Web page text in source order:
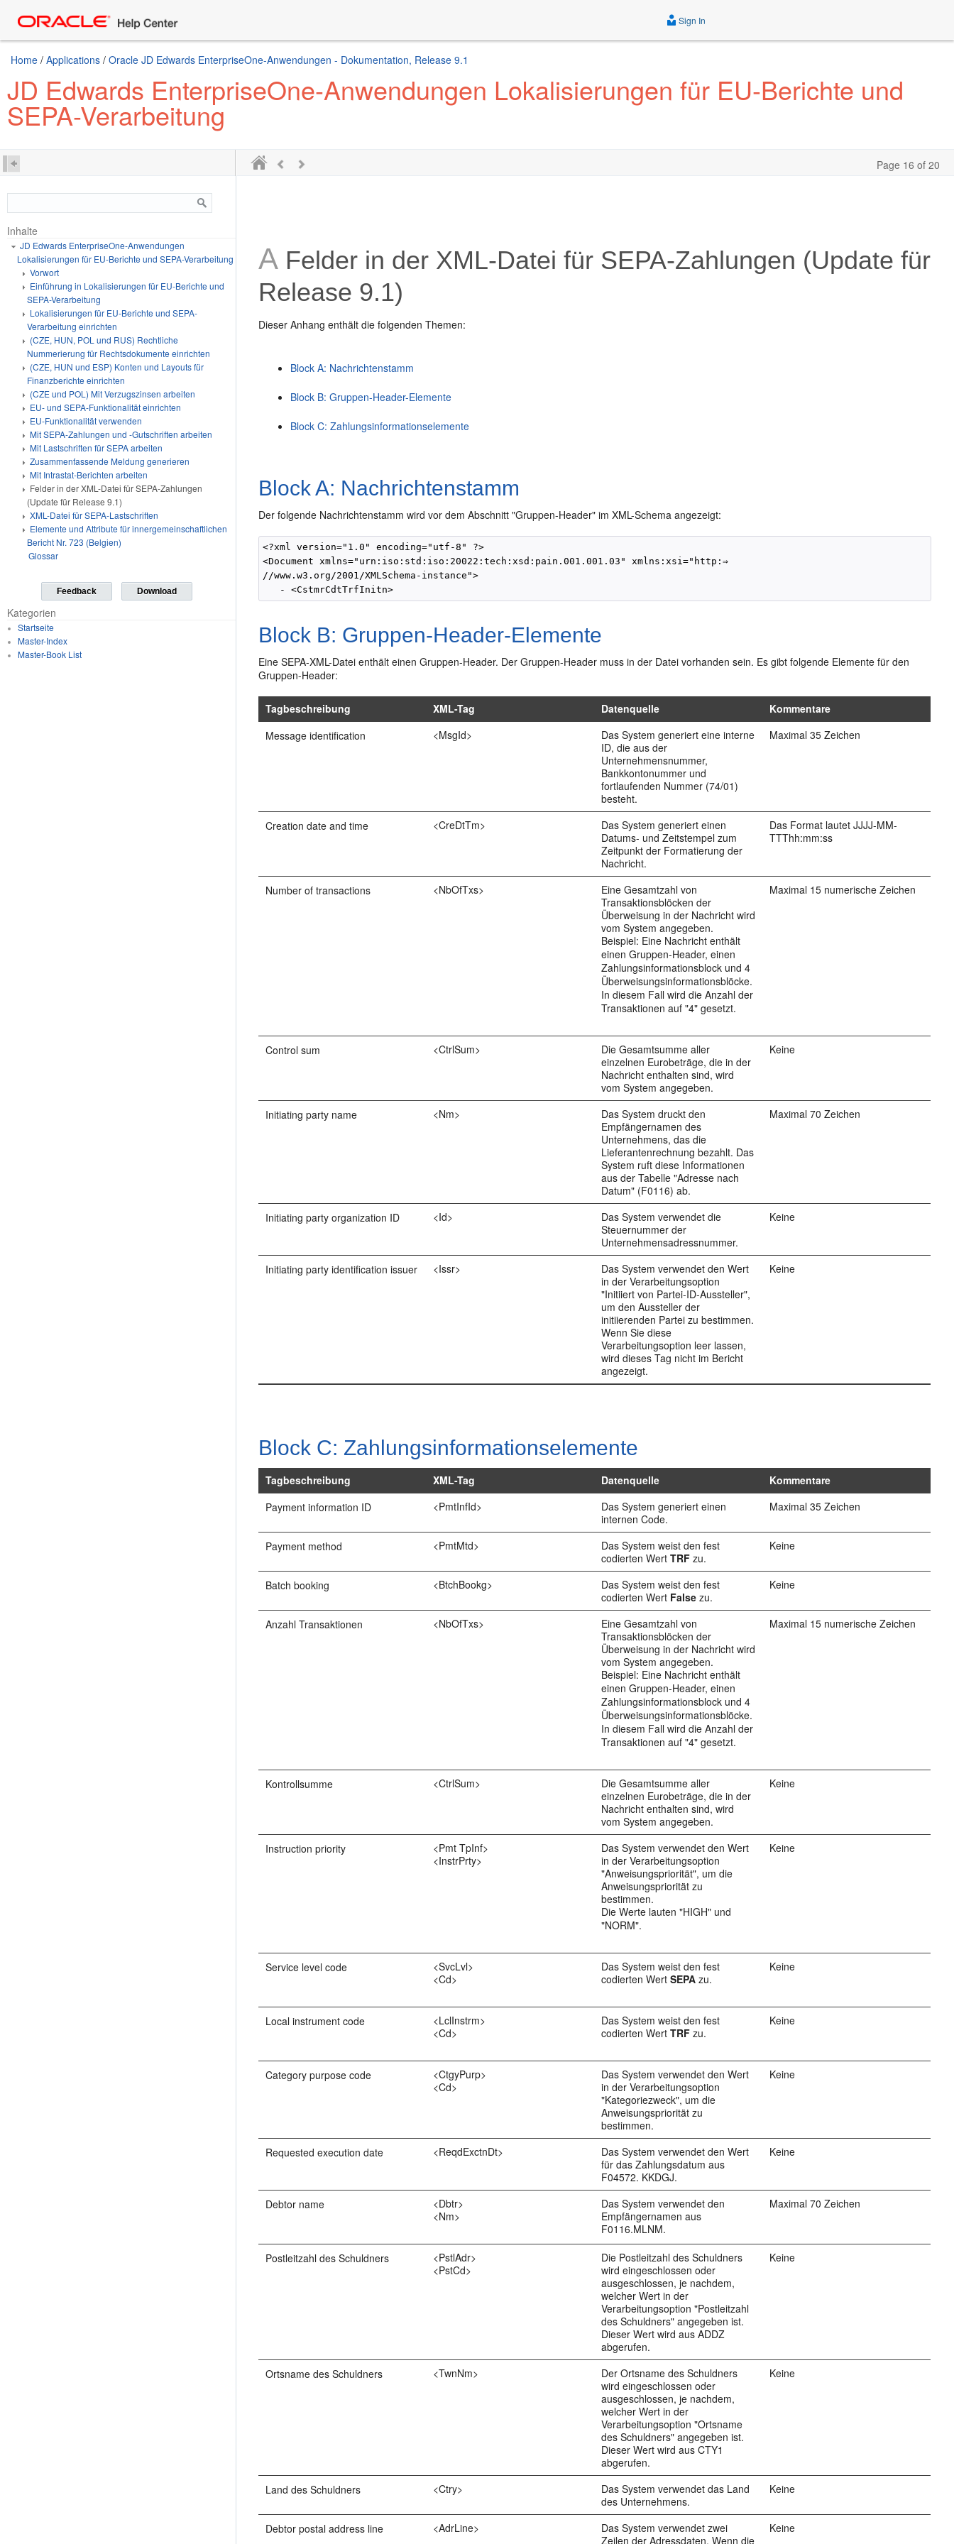
Sign In
Home / Applications / Oracle JD Edwards EnterpriseOne-Anwendungen - Dokumentation, Release 9.1
JD Edwards EnterpriseOne-Anwendungen Lokalisierungen für EU-Berichte und
SEPA-Verarbeitung
Page 16 of 20
Inhalte
JD Edwards EnterpriseOne-Anwendungen
Lokalisierungen für EU-Berichte und SEPA-Verarbeitung
Vorwort
Einführung in Lokalisierungen für EU-Berichte und
SEPA-Verarbeitung
Lokalisierungen für EU-Berichte und SEPA-
Verarbeitung einrichten
(CZE, HUN, POL und RUS) Rechtliche
Nummerierung für Rechtsdokumente einrichten
(CZE, HUN und ESP) Konten und Layouts für
Finanzberichte einrichten
(CZE und POL) Mit Verzugszinsen arbeiten
EU- und SEPA-Funktionalität einrichten
EU-Funktionalität verwenden
Mit SEPA-Zahlungen und -Gutschriften arbeiten
Mit Lastschriften für SEPA arbeiten
Zusammenfassende Meldung generieren
Mit Intrastat-Berichten arbeiten
Felder in der XML-Datei für SEPA-Zahlungen
(Update für Release 9.1)
XML-Datei für SEPA-Lastschriften
Elemente und Attribute für innergemeinschaftlichen
Bericht Nr. 723 (Belgien)
Glossar
Feedback Download
Kategorien
Startseite
Master-Index
Master-Book List
A Felder in der XML-Datei für SEPA-Zahlungen (Update für
Release 9.1)
Dieser Anhang enthält die folgenden Themen:
Block A: Nachrichtenstamm
Block B: Gruppen-Header-Elemente
Block C: Zahlungsinformationselemente
Block A: Nachrichtenstamm
Der folgende Nachrichtenstamm wird vor dem Abschnitt "Gruppen-Header" im XML-Schema angezeigt:
<?xml version="1.0" encoding="utf-8" ?>
<Document xmlns="urn:iso:std:iso:20022:tech:xsd:pain.001.001.03" xmlns:xsi="http:⇒
//www.w3.org/2001/XMLSchema-instance">
Block B: Gruppen-Header-Elemente
Eine SEPA-XML-Datei enthält einen Gruppen-Header. Der Gruppen-Header muss in der Datei vorhanden sein. Es gibt folgende Elemente für den
Gruppen-Header:
Tagbeschreibung XML-Tag Datenquelle
Kommentare
Message identification
<MsgId>
Das System generiert eine interne
ID, die aus der
Unternehmensnummer,
Bankkontonummer und
fortlaufenden Nummer (74/01)
besteht.
Maximal 35 Zeichen
Creation date and time <CreDtTm>
Das System generiert einen
Datums- und Zeitstempel zum
Zeitpunkt der Formatierung der
Nachricht.
Das Format lautet JJJJ-MM-
TTThh:mm:ss
Number of transactions <NbOfTxs>
Eine Gesamtzahl von
Transaktionsblöcken der
Überweisung in der Nachricht wird
vom System angegeben.
Beispiel: Eine Nachricht enthält
einen Gruppen-Header, einen
Zahlungsinformationsblock und 4
Überweisungsinformationsblöcke.
In diesem Fall wird die Anzahl der
Transaktionen auf "4" gesetzt.
Maximal 15 numerische Zeichen
Control sum <CtrlSum>
Die Gesamtsumme aller
einzelnen Eurobeträge, die in der
Nachricht enthalten sind, wird
vom System angegeben.
Keine
Initiating party name <Nm>
Das System druckt den
Empfängernamen des
Unternehmens, das die
Lieferantenrechnung bezahlt. Das
System ruft diese Informationen
aus der Tabelle "Adresse nach
Datum" (F0116) ab.
Maximal 70 Zeichen
Initiating party organization ID <Id>
Das System verwendet die
Steuernummer der
Unternehmensadressnummer.
Keine
Initiating party identification issuer <Issr>
Das System verwendet den Wert
in der Verarbeitungsoption
"Initiiert von Partei-ID-Aussteller",
um den Aussteller der
initiierenden Partei zu bestimmen.
Wenn Sie diese
Verarbeitungsoption leer lassen,
wird dieses Tag nicht im Bericht
angezeigt.
Keine
Block C: Zahlungsinformationselemente
Tagbeschreibung XML-Tag Datenquelle
Kommentare
Payment information ID
<PmtInfId>
Das System generiert einen
internen Code.
Maximal 35 Zeichen
Payment method <PmtMtd>
Das System weist den fest
codierten WertTRF zu.
Keine
Batch booking <BtchBookg>
Das System weist den fest
codierten Wert False zu.
Keine
Anzahl Transaktionen <NbOfTxs>
Eine Gesamtzahl von
Transaktionsblöcken der
Überweisung in der Nachricht wird
vom System angegeben.
Beispiel: Eine Nachricht enthält
einen Gruppen-Header, einen
Zahlungsinformationsblock und 4
Überweisungsinformationsblöcke.
In diesem Fall wird die Anzahl der
Transaktionen auf "4" gesetzt.
Maximal 15 numerische Zeichen
Kontrollsumme <CtrlSum>
Die Gesamtsumme aller
einzelnen Eurobeträge, die in der
Nachricht enthalten sind, wird
vom System angegeben.
Keine
Instruction priority
<Pmt TpInf>
<InstrPrty>
Das System verwendet den Wert
in der Verarbeitungsoption
"Anweisungspriorität", um die
Anweisungspriorität zu
bestimmen.
Die Werte lauten "HIGH" und
"NORM".
Keine
Service level code
<SvcLvl>
<Cd>
Das System weist den fest
codierten WertSEPA zu.
Keine
Local instrument code
<LclInstrm>
<Cd>
Das System weist den fest
codierten WertTRF zu.
Keine
Category purpose code
<CtgyPurp>
<Cd>
Das System verwendet den Wert
in der Verarbeitungsoption
"Kategoriezweck", um die
Anweisungspriorität zu
bestimmen.
Keine
Requested execution date <ReqdExctnDt>
Das System verwendet den Wert
für das Zahlungsdatum aus
F04572. KKDGJ.
Keine
Debtor name
<Dbtr>
<Nm>
Das System verwendet den
Empfängernamen aus
F0116.MLNM.
Maximal 70 Zeichen
Postleitzahl des Schuldners
<PstlAdr>
<PstCd>
Die Postleitzahl des Schuldners
wird eingeschlossen oder
ausgeschlossen, je nachdem,
welcher Wert in der
Verarbeitungsoption "Postleitzahl
des Schuldners" angegeben ist.
Dieser Wert wird aus ADDZ
abgerufen.
Keine
Ortsname des Schuldners <TwnNm>
Der Ortsname des Schuldners
wird eingeschlossen oder
ausgeschlossen, je nachdem,
welcher Wert in der
Verarbeitungsoption "Ortsname
des Schuldners" angegeben ist.
Dieser Wert wird aus CTY1
abgerufen.
Keine
Land des Schuldners <Ctry>
Das System verwendet das Land
des Unternehmens.
Keine
Debtor postal address line <AdrLine>
Das System verwendet zwei
Zeilen der Adressdaten. Wenn die
Keine